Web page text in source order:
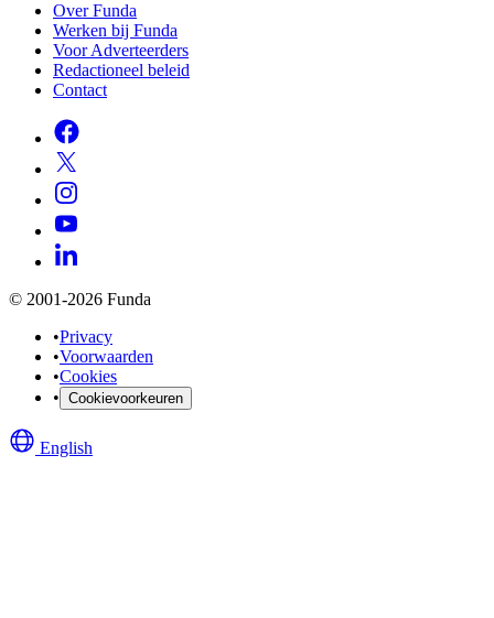
Over Funda
Werken bij Funda
Voor Adverteerders
Redactioneel beleid
Contact
© 2001-2026 Funda
•Privacy
•Voorwaarden
•Cookies
• Cookievoorkeuren
English